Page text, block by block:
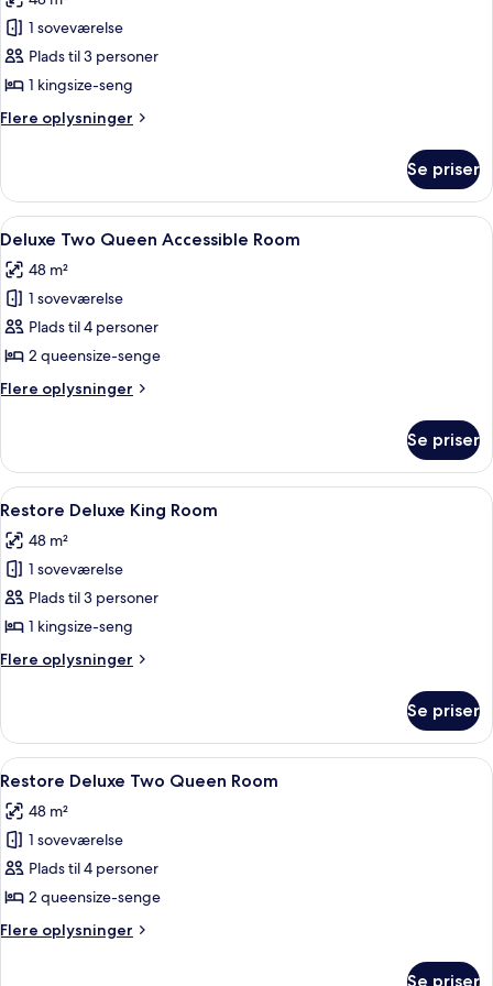
billeder
af
Deluxe
Room
Accessible
1 soveværelse
Plads til 3 personer
1 kingsize-seng
Flere oplysninger
Flere
Room
Accessible
Se priser
Indlæs
alle
billeder
af
Deluxe
Two
Queen
Accessible
Et hotelværelse med to senge, et
7
Deluxe Two Queen Accessible Room
48 m²
1 soveværelse
Plads til 4 personer
2 queensize-senge
Flere oplysninger
Flere
Two
Queen
Accessible
Se priser
Indlæs
alle
billeder
af
Restore
Deluxe
King
Room
Et hotelværelse med en stor seng,
5
Restore Deluxe King Room
48 m²
1 soveværelse
Plads til 3 personer
1 kingsize-seng
Flere oplysninger
Flere
Deluxe
King
Room
Se priser
Indlæs
alle
billeder
af
Restore
Deluxe
Two
Queen
Et hotelværelse med to senge, et
7
Restore Deluxe Two Queen Room
48 m²
1 soveværelse
Plads til 4 personer
2 queensize-senge
Flere oplysninger
Flere
Se priser